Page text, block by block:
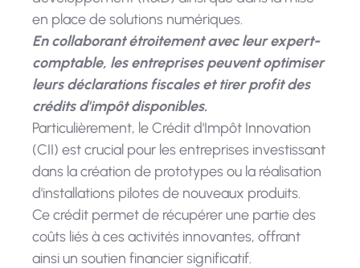
en place de solutions numériques.
En collaborant étroitement avec leur expert-
comptable, les entreprises peuvent optimiser
leurs déclarations fiscales et tirer profit des
crédits d'impôt disponibles.
Particulièrement, le Crédit d'Impôt Innovation
(CII) est crucial pour les entreprises investissant
dans la création de prototypes ou la réalisation
d'installations pilotes de nouveaux produits.
Ce crédit permet de récupérer une partie des
coûts liés à ces activités innovantes, offrant
ainsi un soutien financier significatif.